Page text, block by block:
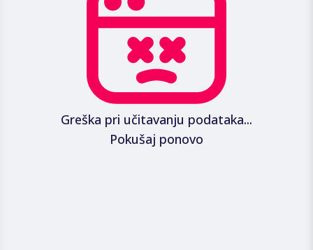
Greška pri učitavanju podataka...
Pokušaj ponovo